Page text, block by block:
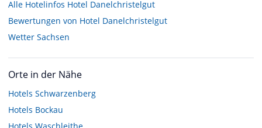
Alle Hotelinfos Hotel Danelchristelgut
Bewertungen von Hotel Danelchristelgut
Wetter Sachsen
Orte in der Nähe
Hotels Schwarzenberg
Hotels Bockau